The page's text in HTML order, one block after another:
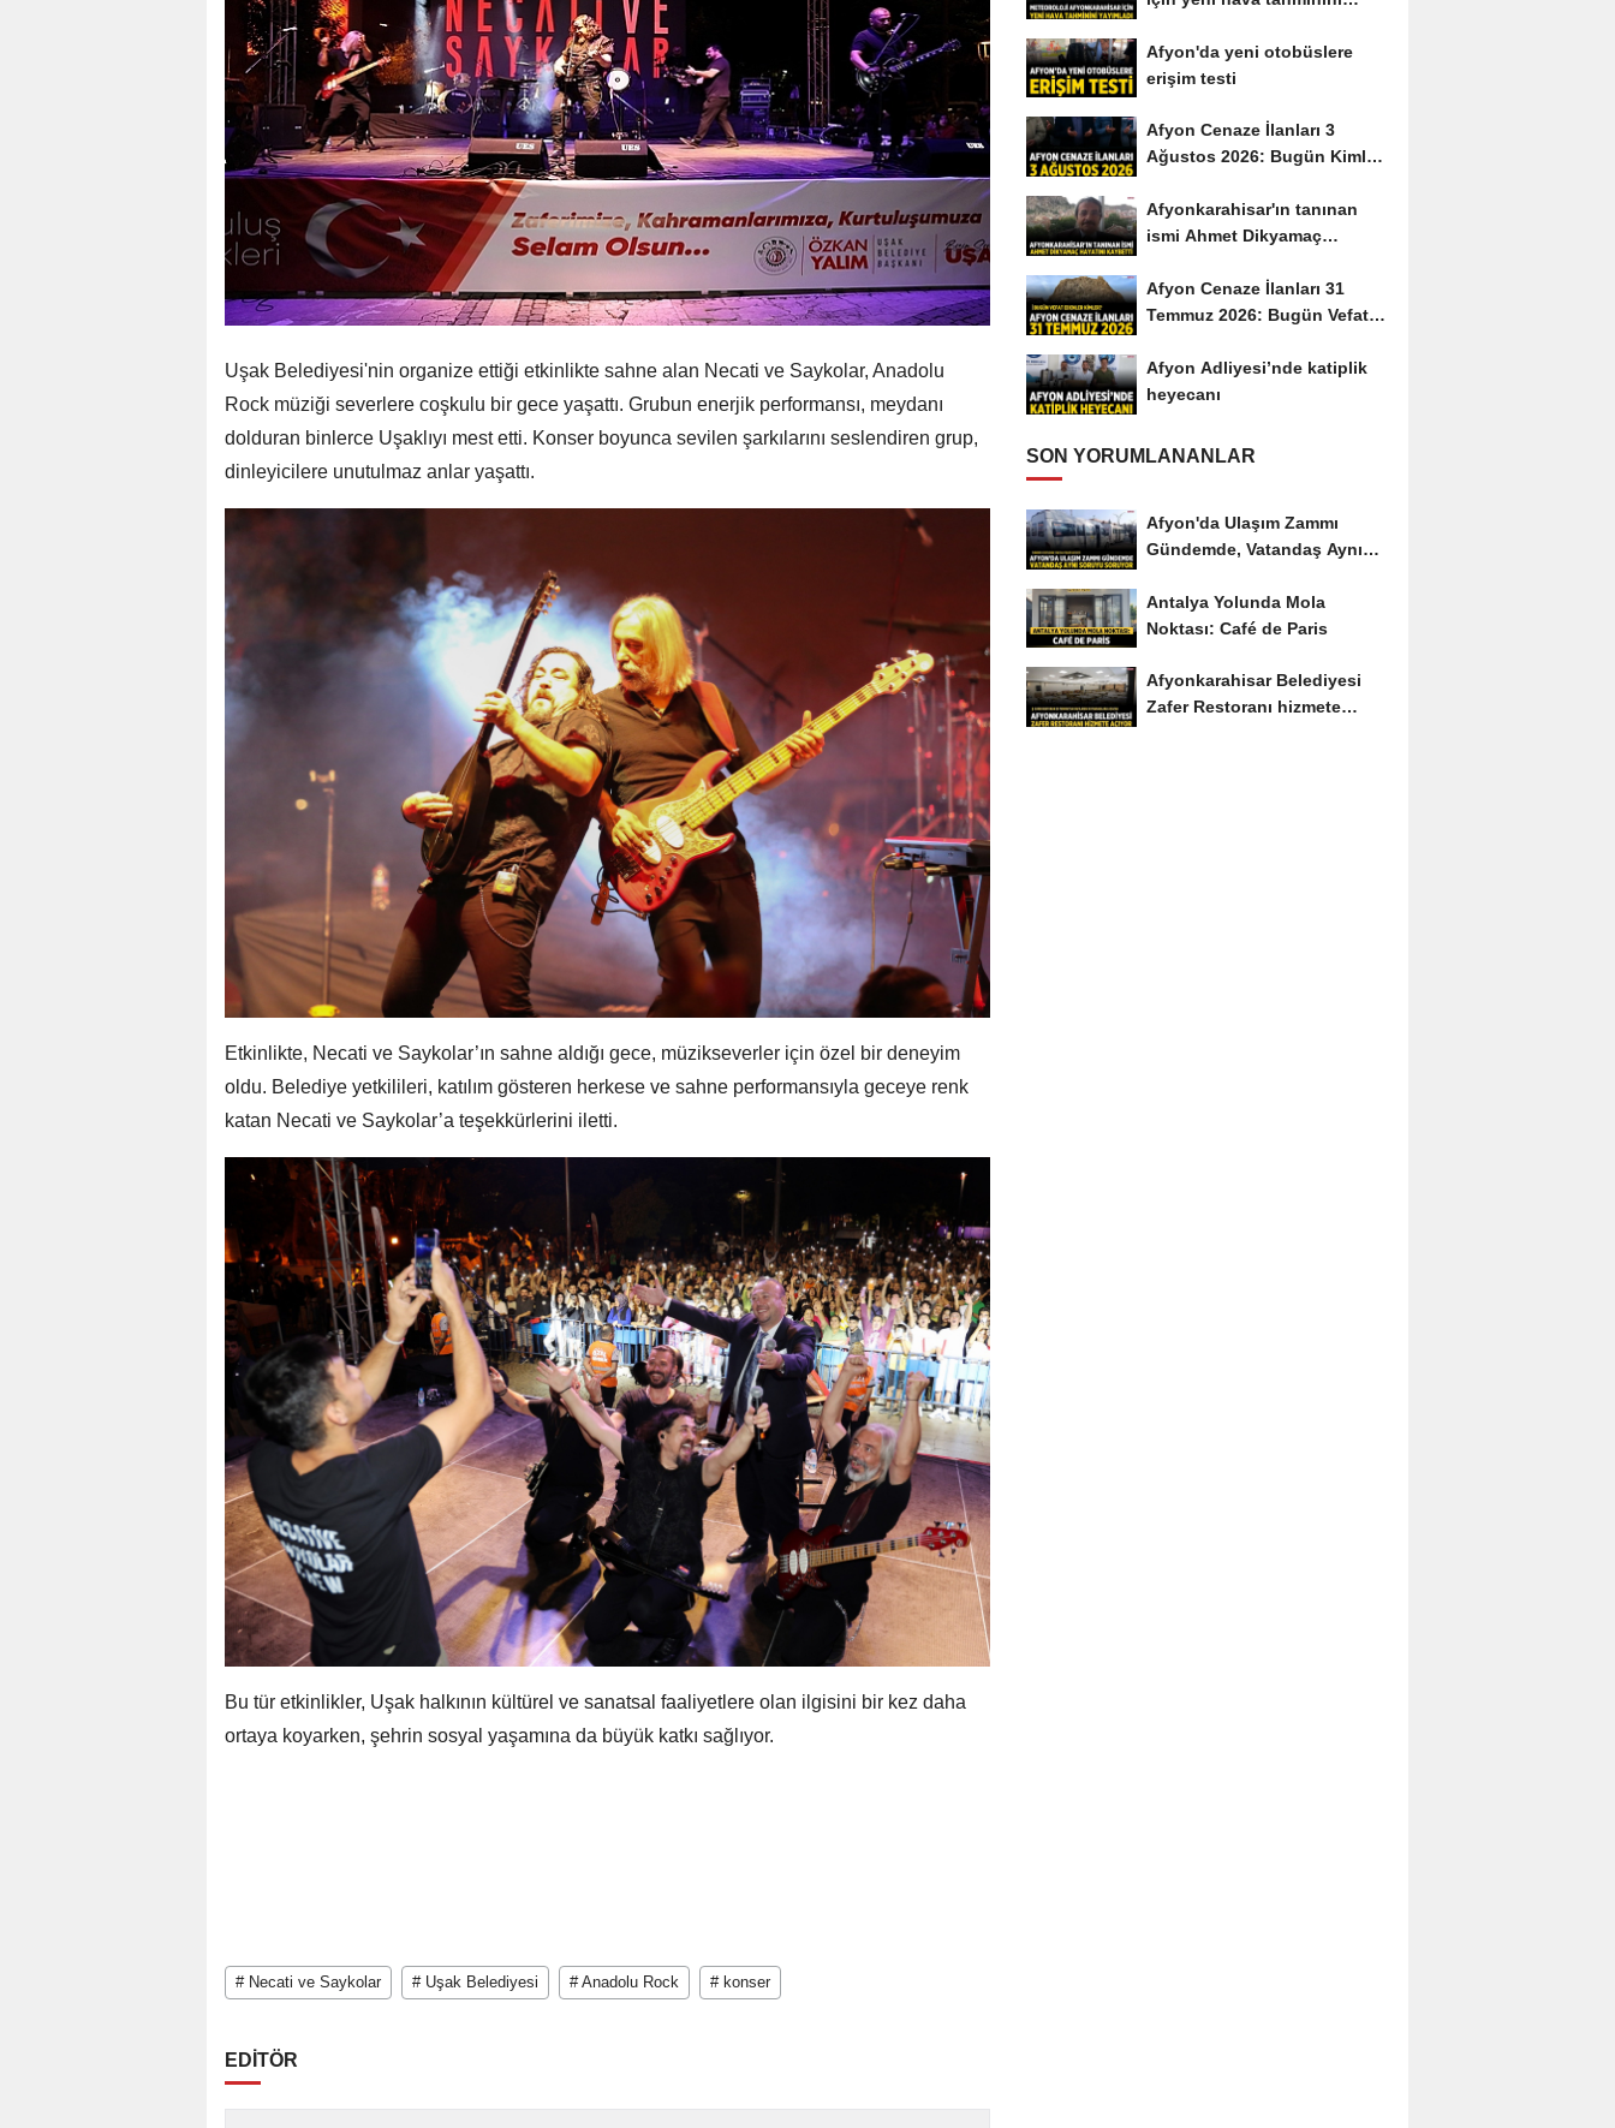
Uşak Belediyesi'nin organize ettiği etkinlikte sahne alan Necati ve Saykolar, Anadolu
Rock müziği severlere coşkulu bir gece yaşattı. Grubun enerjik performansı, meydanı
dolduran binlerce Uşaklıyı mest etti. Konser boyunca sevilen şarkılarını seslendiren grup,
dinleyicilere unutulmaz anlar yaşattı.
Etkinlikte, Necati ve Saykolar’ın sahne aldığı gece, müzikseverler için özel bir deneyim
oldu. Belediye yetkilileri, katılım gösteren herkese ve sahne performansıyla geceye renk
katan Necati ve Saykolar’a teşekkürlerini iletti.
Bu tür etkinlikler, Uşak halkının kültürel ve sanatsal faaliyetlere olan ilgisini bir kez daha
ortaya koyarken, şehrin sosyal yaşamına da büyük katkı sağlıyor.
# Necati ve Saykolar # Uşak Belediyesi # Anadolu Rock # konser
EDİTÖR
Afyon'da yeni otobüslere
erişim testi
Afyon Cenaze İlanları 3
Ağustos 2026: Bugün Kimler
Afyonkarahisar'ın tanınan
ismi Ahmet Dikyamaç
Afyon Cenaze İlanları 31
Temmuz 2026: Bugün Vefat
Afyon Adliyesi’nde katiplik
heyecanı
SON YORUMLANANLAR
Afyon'da Ulaşım Zammı
Gündemde, Vatandaş Aynı
Antalya Yolunda Mola
Noktası: Café de Paris
Afyonkarahisar Belediyesi
Zafer Restoranı hizmete